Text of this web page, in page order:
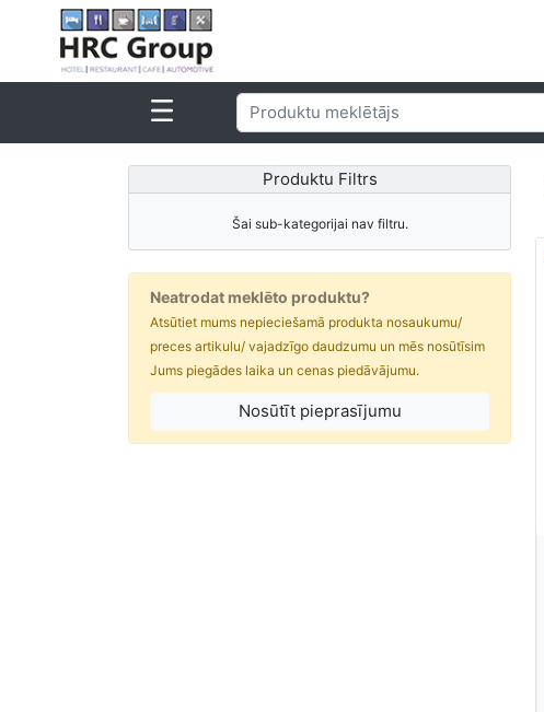
Produktu Filtrs
Šai sub-kategorijai nav filtru.
Neatrodat meklēto produktu?
Atsūtiet mums nepieciešamā produkta nosaukumu/
preces artikulu/ vajadzīgo daudzumu un mēs nosūtīsim
Jums piegādes laika un cenas piedāvājumu.
Nosūtīt pieprasījumu